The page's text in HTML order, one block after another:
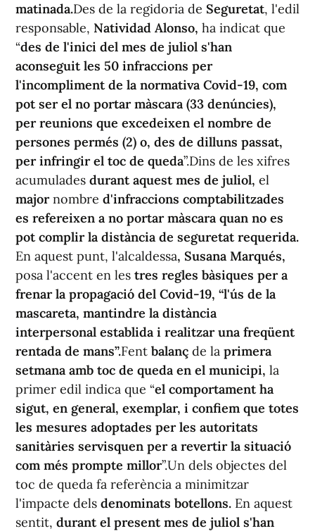
matinada.Des de la regidoria de Seguretat, l'edil
responsable, Natividad Alonso, ha indicat que
“des de l'inici del mes de juliol s'han
aconseguit les 50 infraccions per
l'incompliment de la normativa Covid-19, com
pot ser el no portar màscara (33 denúncies),
per reunions que excedeixen el nombre de
persones permés (2) o, des de dilluns passat,
per infringir el toc de queda”.Dins de les xifres
acumulades durant aquest mes de juliol, el
majornombre d'infraccions comptabilitzades
es refereixen a no portar màscara quan no es
pot complir la distància de seguretat requerida.
En aquest punt, l'alcaldessa, Susana Marqués,
posa l'accent en les tres regles bàsiques per a
frenar la propagació del Covid-19, “l'ús de la
mascareta, mantindre la distància
interpersonal establida i realitzar una freqüent
rentada de mans”.Fent balanç de la primera
setmana amb toc de queda en el municipi, la
primer edil indica que “el comportament ha
sigut, en general, exemplar, i confiem que totes
les mesures adoptades per les autoritats
sanitàries servisquen per a revertir la situació
com més prompte millor”.Un dels objectes del
toc de queda fa referència a minimitzar
l'impacte dels denominats botellons. En aquest
sentit, durant el present mes de juliol s'han